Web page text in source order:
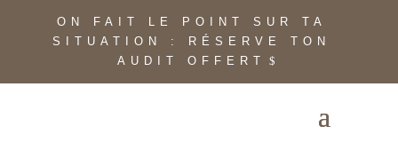
ON FAIT LE POINT SUR TA
SITUATION : RÉSERVE TON
AUDIT OFFERT